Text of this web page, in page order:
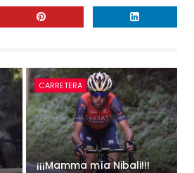
CARRETERA
¡¡¡Mamma mía Nibali!!!